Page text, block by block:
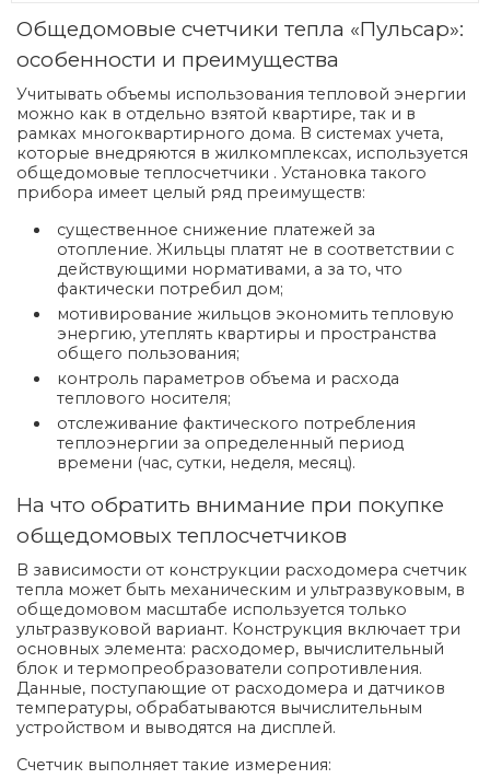
Общедомовые счетчики тепла «Пульсар»:
особенности и преимущества
Учитывать объемы использования тепловой энергии
можно как в отдельно взятой квартире, так и в
рамках многоквартирного дома. В системах учета,
которые внедряются в жилкомплексах, используется
общедомовые теплосчетчики . Установка такого
прибора имеет целый ряд преимуществ:
существенное снижение платежей за
отопление. Жильцы платят не в соответствии с
действующими нормативами, а за то, что
фактически потребил дом;
мотивирование жильцов экономить тепловую
энергию, утеплять квартиры и пространства
общего пользования;
контроль параметров объема и расхода
теплового носителя;
отслеживание фактического потребления
теплоэнергии за определенный период
времени (час, сутки, неделя, месяц).
На что обратить внимание при покупке
общедомовых теплосчетчиков
В зависимости от конструкции расходомера счетчик
тепла может быть механическим и ультразвуковым, в
общедомовом масштабе используется только
ультразвуковой вариант. Конструкция включает три
основных элемента: расходомер, вычислительный
блок и термопреобразователи сопротивления.
Данные, поступающие от расходомера и датчиков
температуры, обрабатываются вычислительным
устройством и выводятся на дисплей.
Счетчик выполняет такие измерения: